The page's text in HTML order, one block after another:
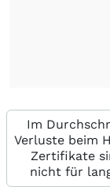
Im
Verluste beim
Zertifikate
nicht für